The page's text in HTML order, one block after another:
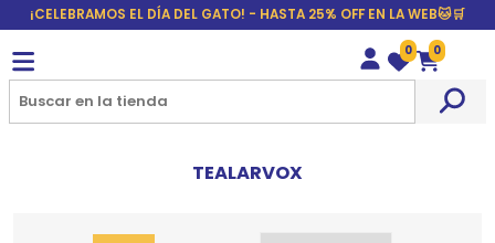
¡CELEBRAMOS EL DÍA DEL GATO! - HASTA 25% OFF EN LA WEB🐱🛒
Wishlist
0
Carrito
0
TEALARVOX